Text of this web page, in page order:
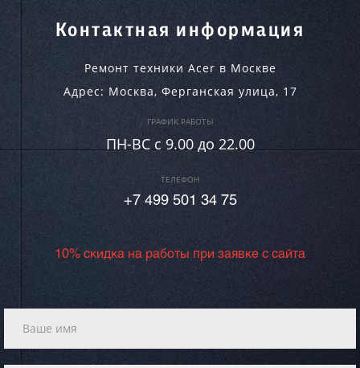
Контактная информация
Ремонт техники Acer в Москве
Адрес: Москва, Ферганская улица, 17
ГРАФИК РАБОТЫ
ПН-ВC c 9.00 до 22.00
ТЕЛЕФОН
+7 499 501 34 75
10% скидка на работы при заявке с сайта